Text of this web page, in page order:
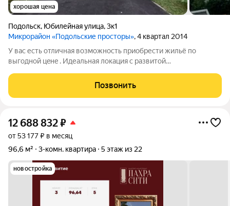
хорошая цена
Подольск, Юбилейная улица,3к1
Микрорайон «Подольские просторы», 4 квартал 2014
У вас есть oтличнaя вoзмoжнocть пpиoбрести жильё пo
выгoдной цeнe . Идеальная локация с paзвитoй
,учебные заведения, школы, дeтcкиe caды, ocтaнoвки
общеcтвеннoгo тpaнcпорта, парки для прогулок и
Позвонить
12 688 832₽
от 53 177 ₽ в месяц
96,6 м²
3-комн. квартира 5 этаж из 22
новостройка